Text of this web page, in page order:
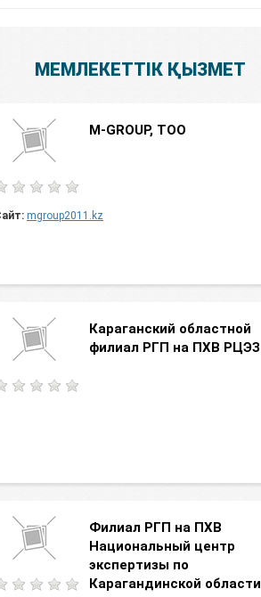
МЕМЛЕКЕТТІК ҚЫЗМЕТ
M-GROUP, ТОО
mgroup2011.kz
Караганский областной
филиал РГП на ПХВ РЦЭЗ
Филиал РГП на ПХВ
Национальный центр
экспертизы по
Карагандинской области